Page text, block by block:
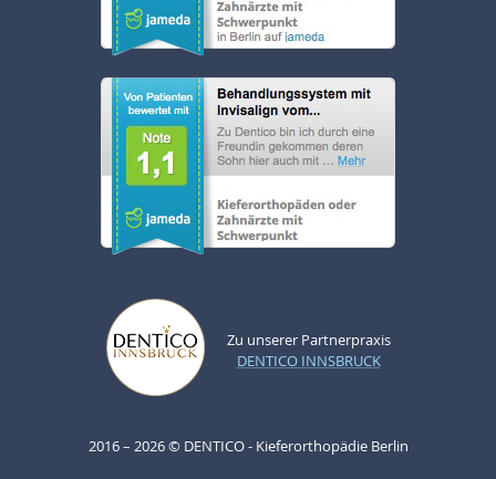
Zu unserer Partnerpraxis
DENTICO INNSBRUCK
2016 – 2026 © DENTICO - Kieferorthopädie Berlin